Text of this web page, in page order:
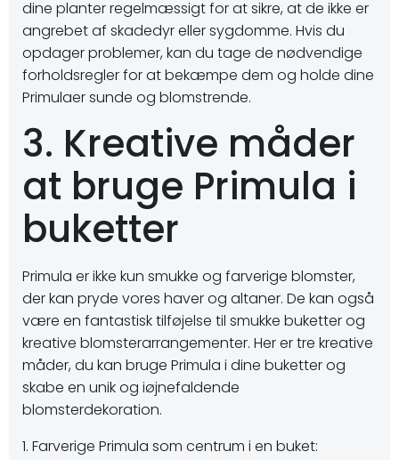
dine planter regelmæssigt for at sikre, at de ikke er
angrebet af skadedyr eller sygdomme. Hvis du
opdager problemer, kan du tage de nødvendige
forholdsregler for at bekæmpe dem og holde dine
Primulaer sunde og blomstrende.
3. Kreative måder
at bruge Primula i
buketter
Primula er ikke kun smukke og farverige blomster,
der kan pryde vores haver og altaner. De kan også
være en fantastisk tilføjelse til smukke buketter og
kreative blomsterarrangementer. Her er tre kreative
måder, du kan bruge Primula i dine buketter og
skabe en unik og iøjnefaldende
blomsterdekoration.
1. Farverige Primula som centrum i en buket: